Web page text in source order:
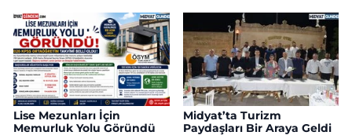
Lise Mezunları İçin
Memurluk Yolu Göründü
Midyat’ta Turizm
Paydaşları Bir Araya Geldi